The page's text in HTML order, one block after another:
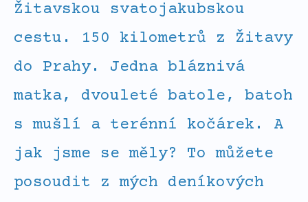
Žitavskou svatojakubskou
cestu. 150 kilometrů z Žitavy
do Prahy. Jedna bláznivá
matka, dvouleté batole, batoh
s mušlí a terénní kočárek. A
jak jsme se měly? To můžete
posoudit z mých deníkových